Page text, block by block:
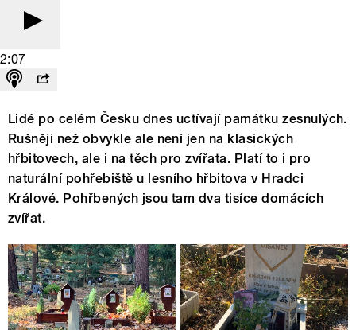
2:07
Lidé po celém Česku dnes uctívají památku zesnulých.
Rušněji než obvykle ale není jen na klasických
hřbitovech, ale i na těch pro zvířata. Platí to i pro
naturální pohřebiště u lesního hřbitova v Hradci
Králové. Pohřbených jsou tam dva tisíce domácích
zvířat.